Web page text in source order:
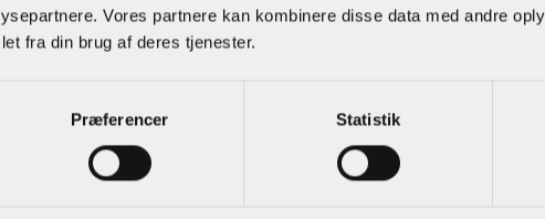
Vores partnere kan kombinere disse data med andre
fra din brug af deres tjenester.
Præferencer Statistik
- 5 x
Fodliste - 15 x 27
mm Hvidmalet Fyr